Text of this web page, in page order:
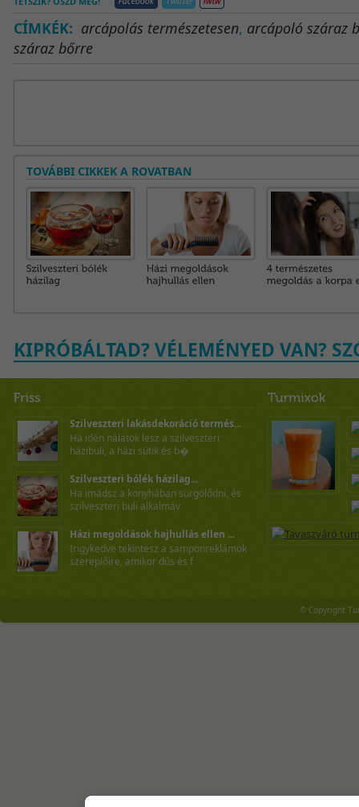
CÍMKÉK: arcápolás természetesen, arcápoló száraz
száraz bőrre
TOVÁBBI CIKKEK A ROVATBAN
KIPRÓBÁLTAD? VÉLEMÉNYED VAN?
Szilveszteri lakásdekoráció termés...
Ha idén nálatok lesz a szilveszteri
házibuli, a házi sütik és b�
Szilveszteri bólék házilag...
Ha imádsz a konyhában sürgölődni, és
szilveszteri buli alkalmáv
Házi megoldások hajhullás ellen ...
Irigykedve tekintesz a samponreklámok
szereplőire, amikor dús és f
© Copyright